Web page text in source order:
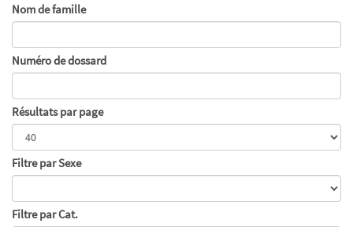
Nom de famille
Numéro de dossard
Résultats par page
Filtre par Sexe
Filtre par Cat.